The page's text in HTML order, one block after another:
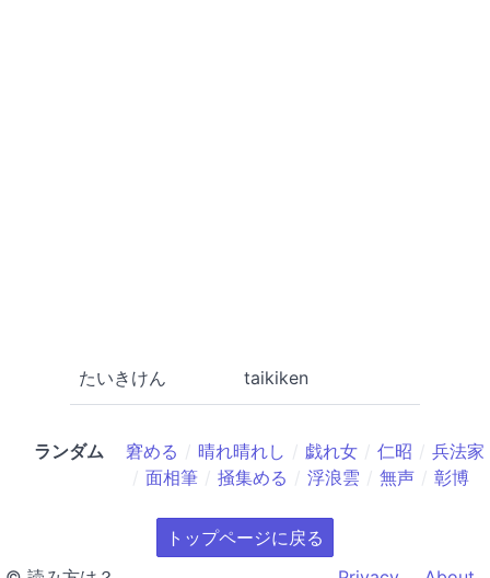
たいきけん taikiken
ランダム 窘める 晴れ晴れし 戯れ女 仁昭
兵法家
面相筆
掻集める 浮浪雲 無声 彰博
トップページに戻る